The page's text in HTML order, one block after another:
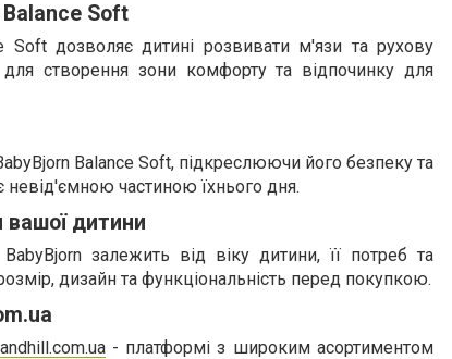
Soft
Soft дозволяє дитині розвивати м'язи та рухову
для створення зони комфорту та відпочинку для
Balance Soft, підкреслюючи його безпеку та
невід'ємною частиною їхнього дня.
дитини
залежить від віку дитини, її потреб та
дизайн та функціональність перед покупкою.
- платформі з широким асортиментом